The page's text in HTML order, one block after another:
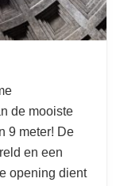
de mooiste
9 meter! De
en een
opening dient